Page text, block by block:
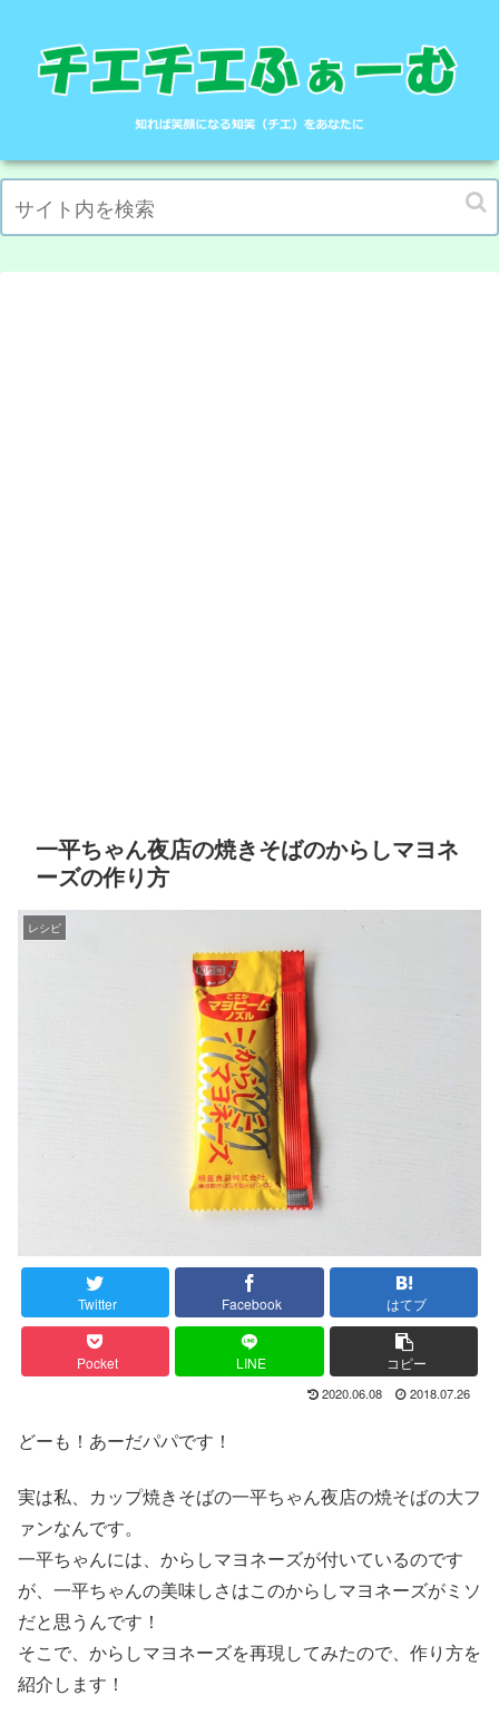
一平ちゃん夜店の焼きそばのからしマヨネ
ーズの作り方
レシピ
Twitter Facebook はてブ
Pocket LINE コピー
2020.06.08 2018.07.26
どーも！あーだパパです！
実は私、カップ焼きそばの一平ちゃん夜店の焼そばの大フ
ァンなんです。
一平ちゃんには、からしマヨネーズが付いているのです
が、一平ちゃんの美味しさはこのからしマヨネーズがミソ
だと思うんです！
そこで、からしマヨネーズを再現してみたので、作り方を
紹介します！